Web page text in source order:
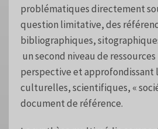
problématiques directement
question limitative, des
bibliographiques,
un second niveau de
perspective et approfondissant
culturelles, scientifiques, «
document de référence.